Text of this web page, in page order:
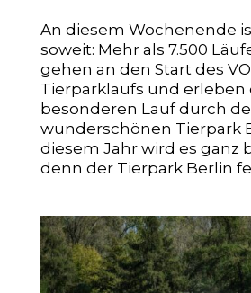
An diesem Wochenende
soweit: Mehr als 7.500
gehen an den Start des
Tierparklaufs und erleben
besonderen Lauf durch
wunderschönen Tierpark
diesem Jahr wird es ganz
denn der Tierpark Berlin